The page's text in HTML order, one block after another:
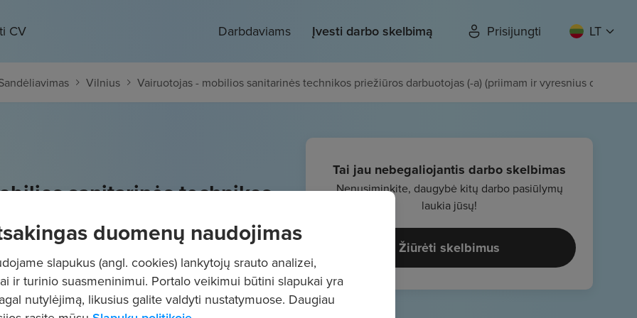
CV Darbdaviams Įvesti darbo skelbimą Prisijungti LT
Vilnius Vairuotojas - mobilios sanitarinės technikos priežiūros darbuotojas (-a) (priimam ir vyresnius
sanitarinės technikos
(-a) (priimam ir
3700€/mėn.Prieš mokesčius
Tai jau nebegaliojantis darbo skelbimas
Nenusiminkite, daugybė kitų darbo pasiūlymų
laukia jūsų!
Žiūrėti skelbimus
duomenų naudojimas
slapukus (angl. cookies) lankytojų srauto analizei,
ir turinio suasmeninimui. Portalo veikimui būtini slapukai yra
nutylėjimą, likusius galite valdyti nustatymuose. Daugiau